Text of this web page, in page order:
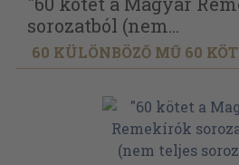
sorozatból (nem...
60 KÜLÖNBÖZŐ MŰ 60